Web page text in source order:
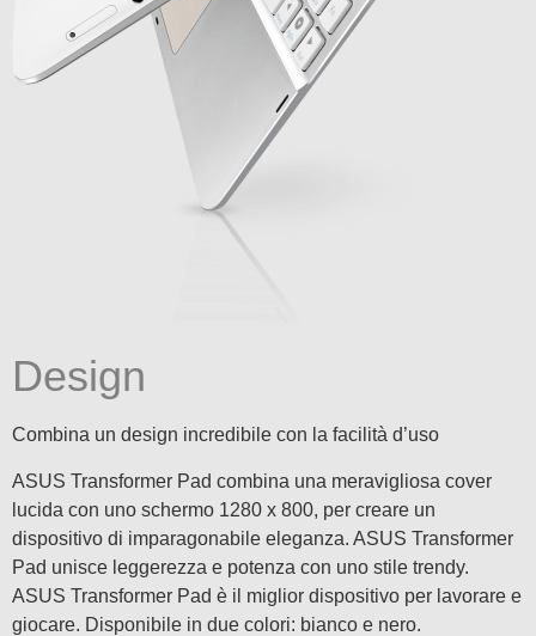
Design
Combina un design incredibile con la facilità d’uso
ASUS Transformer Pad combina una meravigliosa cover
lucida con uno schermo 1280 x 800, per creare un
dispositivo di imparagonabile eleganza. ASUS Transformer
Pad unisce leggerezza e potenza con uno stile trendy.
ASUS Transformer Pad è il miglior dispositivo per lavorare e
giocare. Disponibile in due colori: bianco e nero.